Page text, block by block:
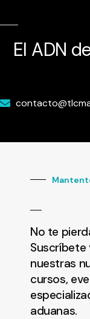
El ADN
No te
nuestras
cursos,
aduanas.